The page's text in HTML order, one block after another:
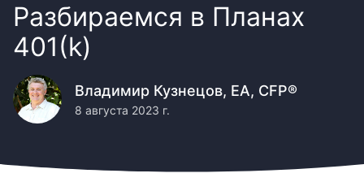
Разбираемся в Планах
401(k)
Владимир Кузнецов, EA, CFP®
8 августа 2023 г.